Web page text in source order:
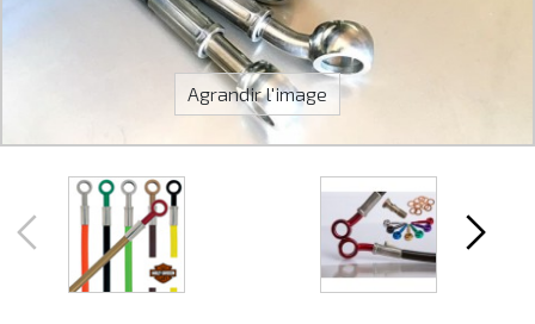
Agrandir l'image